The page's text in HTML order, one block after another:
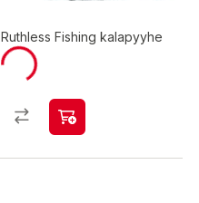
Ruthless Fishing kalapyyhe